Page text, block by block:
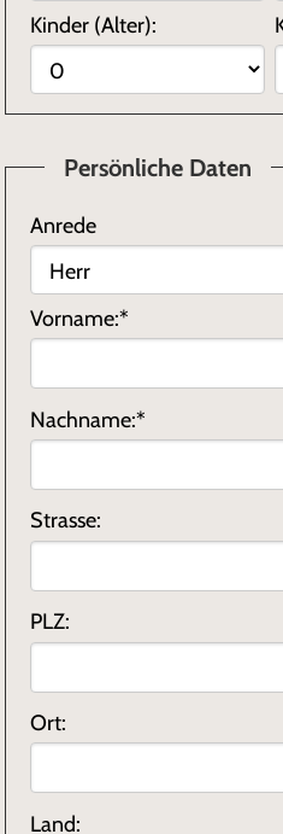
Kinder (Alter):
Persönliche Daten
Anrede
Vorname:*
Nachname:*
Strasse:
PLZ:
Ort:
Land: